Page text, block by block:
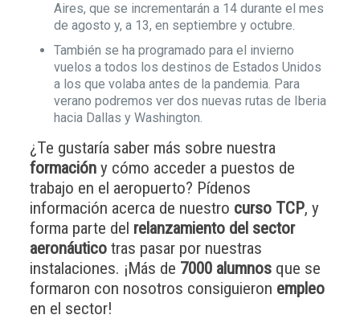
Aires, que se incrementarán a 14 durante el mes
de agosto y, a 13, en septiembre y octubre.
También se ha programado para el invierno
vuelos a todos los destinos de Estados Unidos
a los que volaba antes de la pandemia. Para
verano podremos ver dos nuevas rutas de Iberia
hacia Dallas y Washington.
¿Te gustaría saber más sobre nuestra
formacióny cómo acceder a puestos de
trabajo en el aeropuerto? Pídenos
información acerca de nuestro curso TCP, y
forma parte del relanzamiento del sector
aeronáuticotras pasar por nuestras
instalaciones. ¡Más de 7000 alumnosque se
formaron con nosotros consiguieron empleo
en el sector!